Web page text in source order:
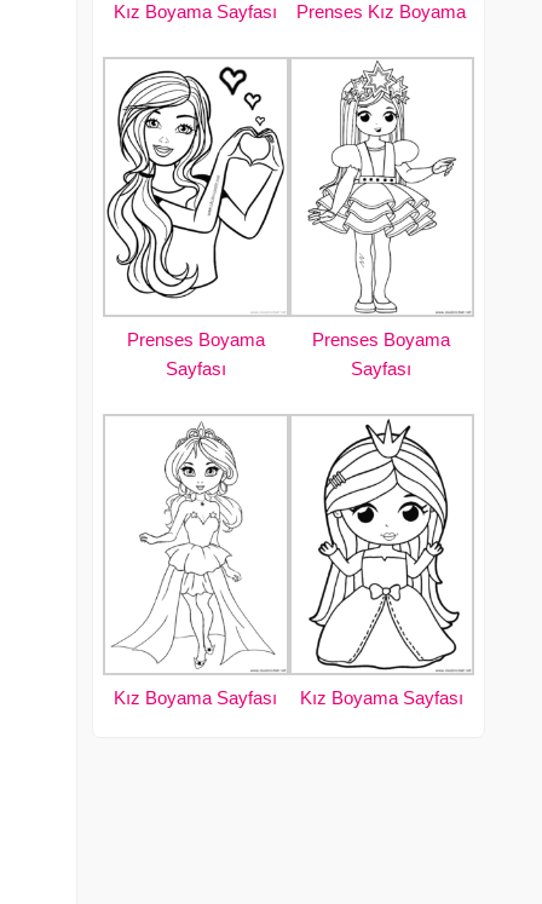
Kız Boyama Sayfası Prenses Kız Boyama
Prenses Boyama
Sayfası
Prenses Boyama
Sayfası
Kız Boyama Sayfası Kız Boyama Sayfası